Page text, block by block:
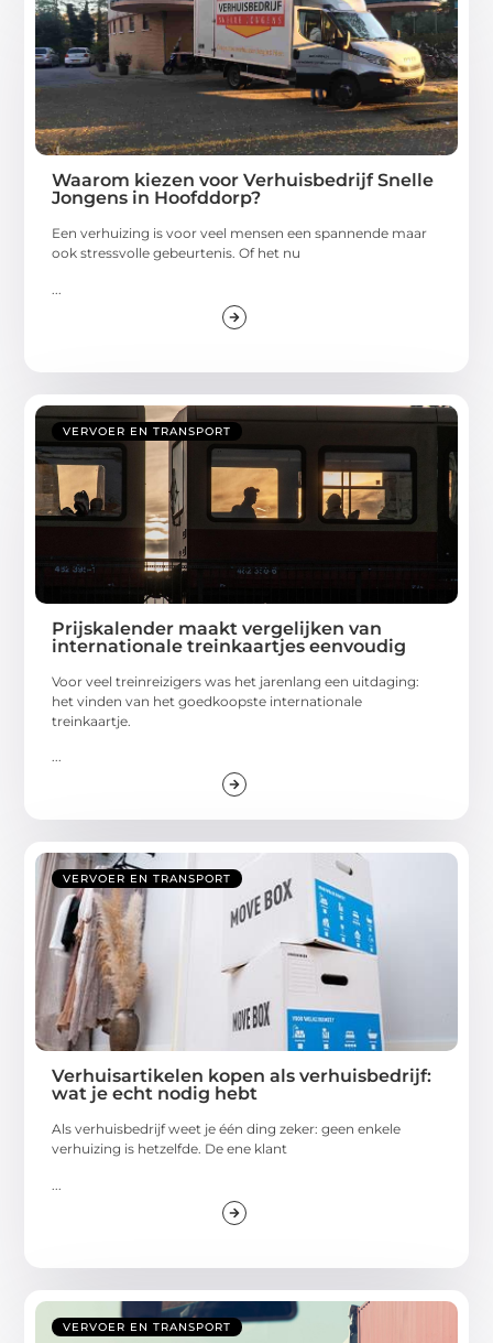
Waarom kiezen voor Verhuisbedrijf Snelle
Jongens in Hoofddorp?
Een verhuizing is voor veel mensen een spannende maar
ook stressvolle gebeurtenis. Of het nu
VERVOER EN TRANSPORT
Prijskalender maakt vergelijken van
internationale treinkaartjes eenvoudig
Voor veel treinreizigers was het jarenlang een uitdaging:
het vinden van het goedkoopste internationale
treinkaartje.
...
VERVOER EN TRANSPORT
Verhuisartikelen kopen als verhuisbedrijf:
wat je echt nodig hebt
Als verhuisbedrijf weet je één ding zeker: geen enkele
verhuizing is hetzelfde. De ene klant
VERVOER EN TRANSPORT